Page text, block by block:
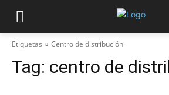
Etiquetas Centro de distribución
Tag: centro de